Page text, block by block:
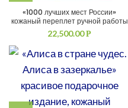
«1000 лучших мест России»
кожаный переплет ручной работы
22,500.00Р